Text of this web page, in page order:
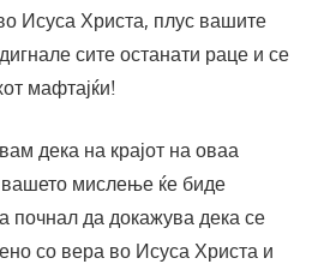
Исуса Христа, плус вашите
сите останати раце и се
мафтајќи!
дека на крајот на оваа
мислење ќе биде
почнал да докажува дека се
со вера во Исуса Христа и